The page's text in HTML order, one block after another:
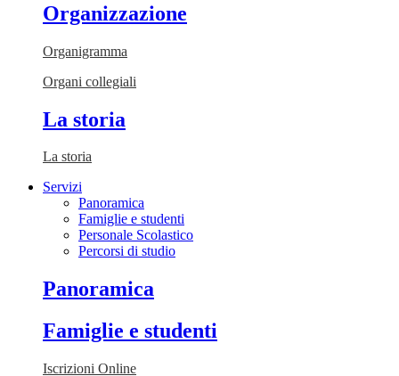
Organizzazione
Organigramma
Organi collegiali
La storia
La storia
Servizi
Panoramica
Famiglie e studenti
Personale Scolastico
Percorsi di studio
Panoramica
Famiglie e studenti
Iscrizioni Online